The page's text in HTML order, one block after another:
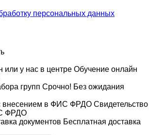
персональных данных
Обучение онлайн
Срочно! Без ожидания
Свидетельство
ФРДО
Бесплатная доставка